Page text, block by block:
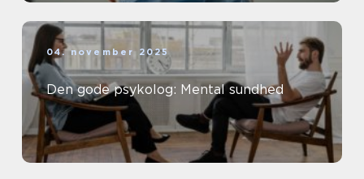
04. november 2025
Den gode psykolog: Mental sundhed